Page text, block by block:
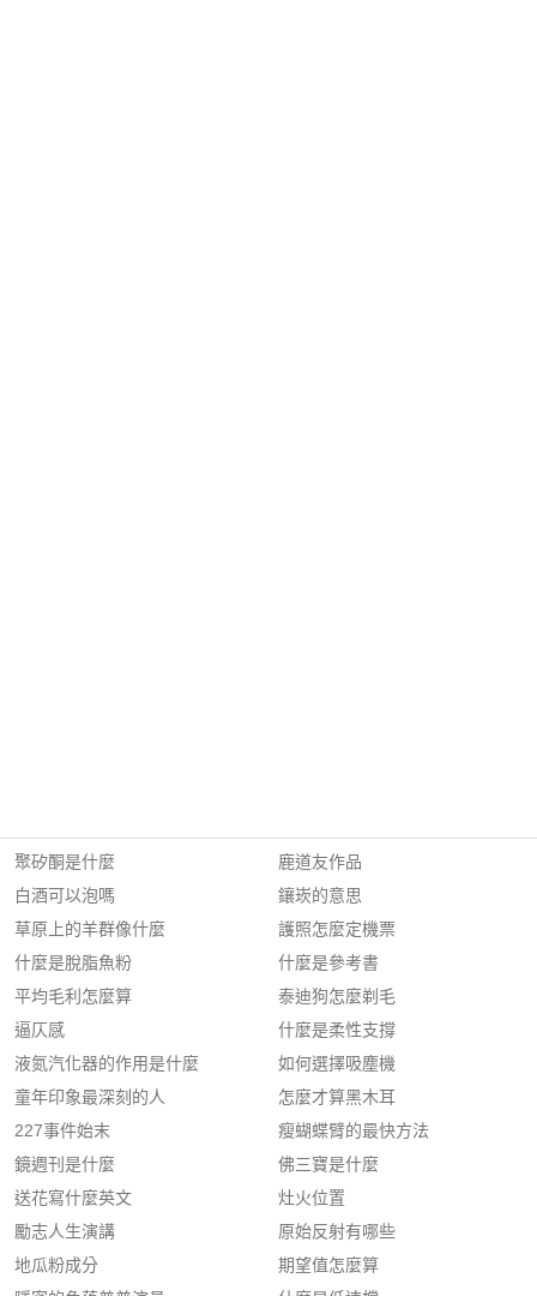
聚矽酮是什麼
白酒可以泡嗎
草原上的羊群像什麼
什麼是脫脂魚粉
平均毛利怎麼算
逼仄感
液氮汽化器的作用是什麼
童年印象最深刻的人
227事件始末
鏡週刊是什麼
送花寫什麼英文
勵志人生演講
地瓜粉成分
鹿道友作品
鑲崁的意思
護照怎麼定機票
什麼是參考書
泰迪狗怎麼剃毛
什麼是柔性支撐
如何選擇吸塵機
怎麼才算黑木耳
瘦蝴蝶臂的最快方法
佛三寶是什麼
灶火位置
原始反射有哪些
期望值怎麼算